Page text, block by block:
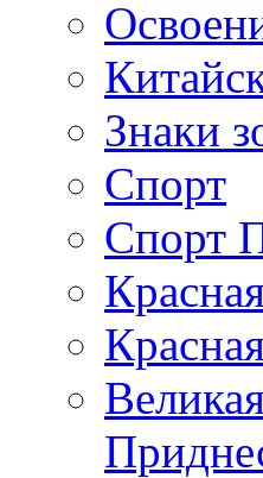
Знаки
Спорт
Спорт